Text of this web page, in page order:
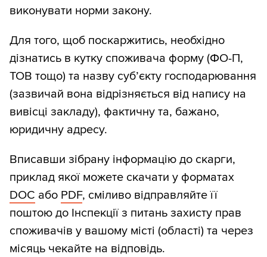
виконувати норми закону.
Для того, щоб поскаржитись, необхідно
дізнатись в кутку споживача форму (ФО-П,
ТОВ тощо) та назву суб’єкту господарювання
(зазвичай вона відрізняється від напису на
вивісці закладу), фактичну та, бажано,
юридичну адресу.
Вписавши зібрану інформацію до скарги,
приклад якої можете скачати у форматах
DOC або PDF, сміливо відправляйте її
поштою до Інспекції з питань захисту прав
споживачів у вашому місті (області) та через
місяць чекайте на відповідь.